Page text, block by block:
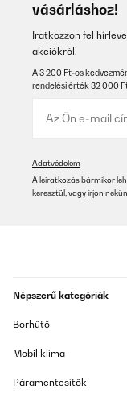
vásárláshoz!
Iratkozzon fel
akciókról.
A 3 200 Ft-os
rendelési érték 32 000
Adatvédelem
A leiratkozás bármikor
keresztül, vagy írjon
Népszerű kategóriák
Borhűtő
Mobil klíma
Páramentesítők